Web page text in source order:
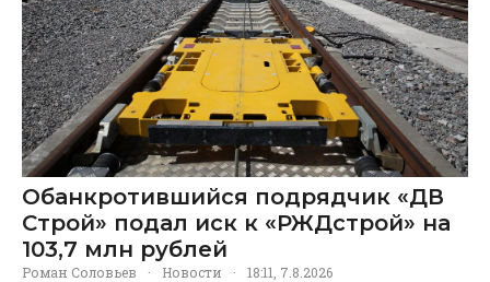
Обанкротившийся подрядчик «ДВ
Строй» подал иск к «РЖДстрой» на
103,7 млн рублей
Роман Соловьев · Новости · 18:11, 7.8.2026